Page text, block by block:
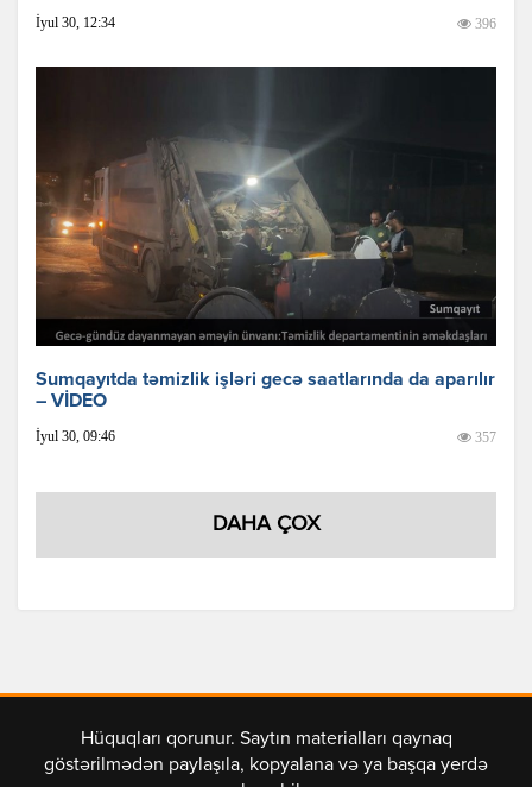
İyul 30, 12:34 396
Sumqayıtda təmizlik işləri gecə saatlarında da aparılır
– VİDEO
İyul 30, 09:46 357
DAHA ÇOX
Hüquqları qorunur. Saytın materialları qaynaq
göstərilmədən paylaşıla, kopyalana və ya başqa yerdə